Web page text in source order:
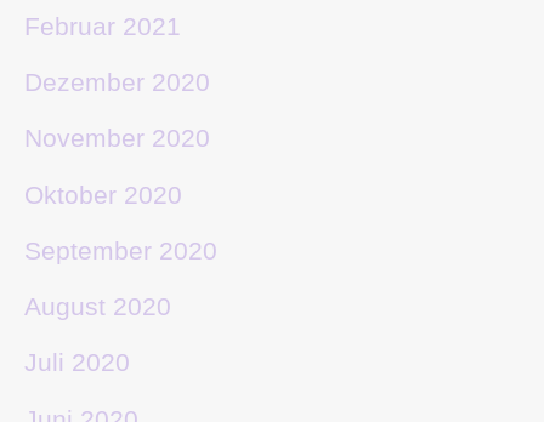
Februar 2021
Dezember 2020
November 2020
Oktober 2020
September 2020
August 2020
Juli 2020